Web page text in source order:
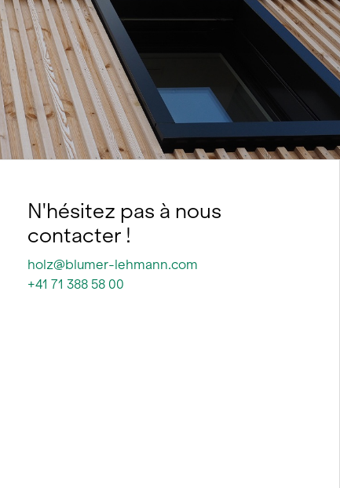
N'hésitez pas à nous
contacter !
holz@blumer-lehmann.com
+41 71 388 58 00